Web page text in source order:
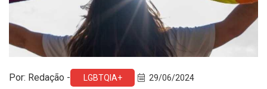
Por: Redação - LGBTQIA+ 29/06/2024